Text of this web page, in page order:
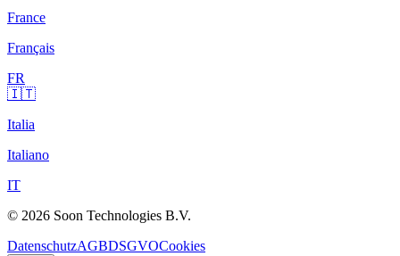
France
Français
FR
🇮🇹
Italia
Italiano
IT
© 2026 Soon Technologies B.V.
DatenschutzAGBDSGVOCookies